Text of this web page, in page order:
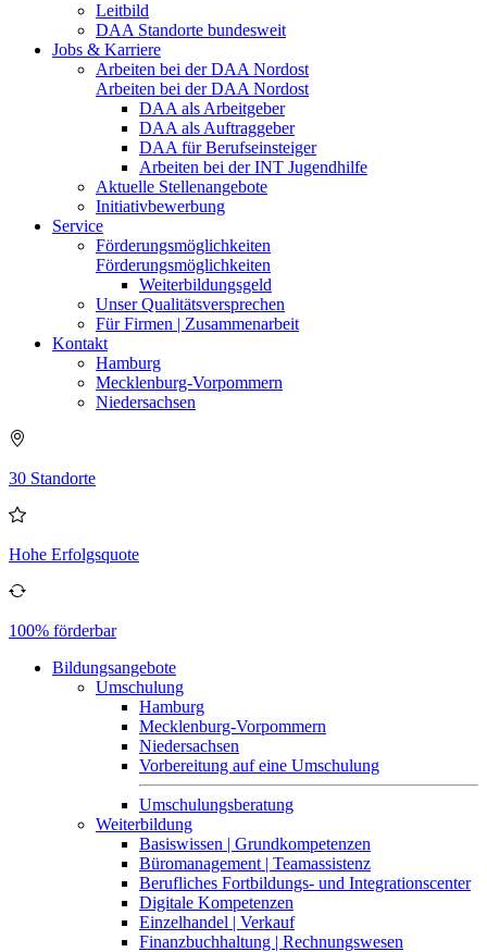
Leitbild
DAA Standorte bundesweit
Jobs & Karriere
Arbeiten bei der DAA Nordost
Arbeiten bei der DAA Nordost
DAA als Arbeitgeber
DAA als Auftraggeber
DAA für Berufseinsteiger
Arbeiten bei der INT Jugendhilfe
Aktuelle Stellenangebote
Initiativbewerbung
Service
Förderungsmöglichkeiten
Förderungsmöglichkeiten
Weiterbildungsgeld
Unser Qualitätsversprechen
Für Firmen | Zusammenarbeit
Kontakt
Hamburg
Mecklenburg-Vorpommern
Niedersachsen
30 Standorte
Hohe Erfolgsquote
100% förderbar
Bildungsangebote
Umschulung
Hamburg
Mecklenburg-Vorpommern
Niedersachsen
Vorbereitung auf eine Umschulung
Umschulungsberatung
Weiterbildung
Basiswissen | Grundkompetenzen
Büromanagement | Teamassistenz
Berufliches Fortbildungs- und Integrationscenter
Digitale Kompetenzen
Einzelhandel | Verkauf
Finanzbuchhaltung | Rechnungswesen